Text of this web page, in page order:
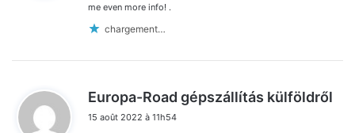
me even more info! .
chargement…
Europa-Road gépszállítás külföldről
15 août 2022 à 11h54